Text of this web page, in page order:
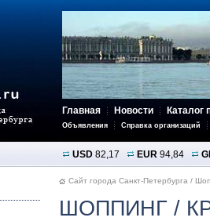
Главная Новости Каталог
Объявления Справка организаций
USD 82,17 EUR 94,84
Сайт города Санкт-Петербурга /
ШОППИНГ /